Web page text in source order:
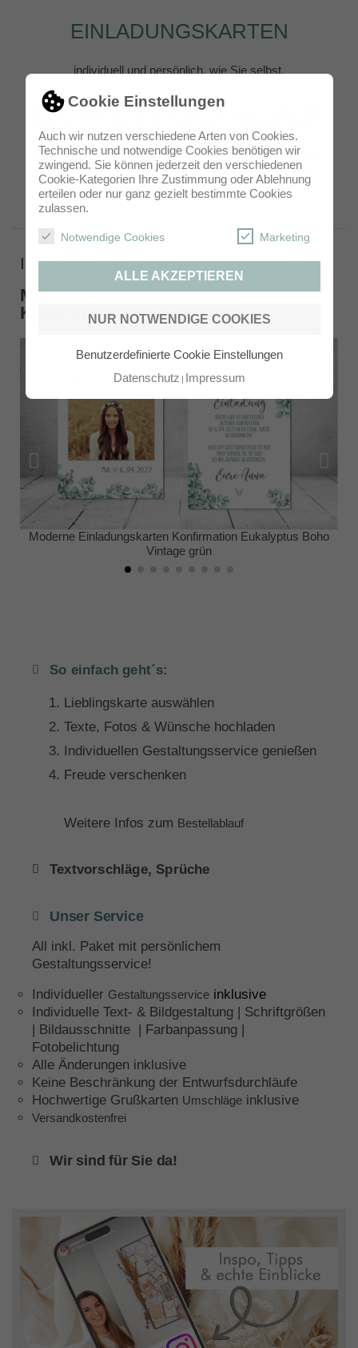
Cookie Einstellungen
Auch wir nutzen verschiedene Arten von Cookies.
Technische und notwendige Cookies benötigen wir
zwingend. Sie können jederzeit den verschiedenen
Cookie-Kategorien Ihre Zustimmung oder Ablehnung
erteilen oder nur ganz gezielt bestimmte Cookies
zulassen.
Notwendige Cookies Marketing
ALLE AKZEPTIEREN
NUR NOTWENDIGE COOKIES
Benutzerdefinierte Cookie Einstellungen
Datenschutz Impressum
EINLADUNGSKARTEN
individuell und persönlich, wie Sie selbst.
Mit uns halten Sie Ihre schönsten Momente in liebevollen
Ihren Liebsten können Sie mit ganz persönlichen Karten
überraschen und bleibende Erinnerungen verschenken.
Ihre Kartenauswahl
Moderne Einladungskarten
Konfirmation ♥ Eukalyptus
Moderne Einladungskarten Konfirmation Eukalyptus Boho
Vintage grün
So einfach geht´s:
Lieblingskarte auswählen
Texte, Fotos & Wünsche hochladen
Individuellen Gestaltungsservice genießen
Freude verschenken
Weitere Infos zum Bestellablauf
Textvorschläge, Sprüche
Unser Service
All inkl. Paket mit persönlichem
Gestaltungsservice!
Individueller Gestaltungsservice inklusive
Individuelle Text- & Bildgestaltung | Schriftgrößen
| Bildausschnitte | Farbanpassung |
Fotobelichtung
Alle Änderungen inklusive
Keine Beschränkung der Entwurfsdurchläufe
Hochwertige Grußkarten Umschläge inklusive
Versandkostenfrei
Wir sind für Sie da!